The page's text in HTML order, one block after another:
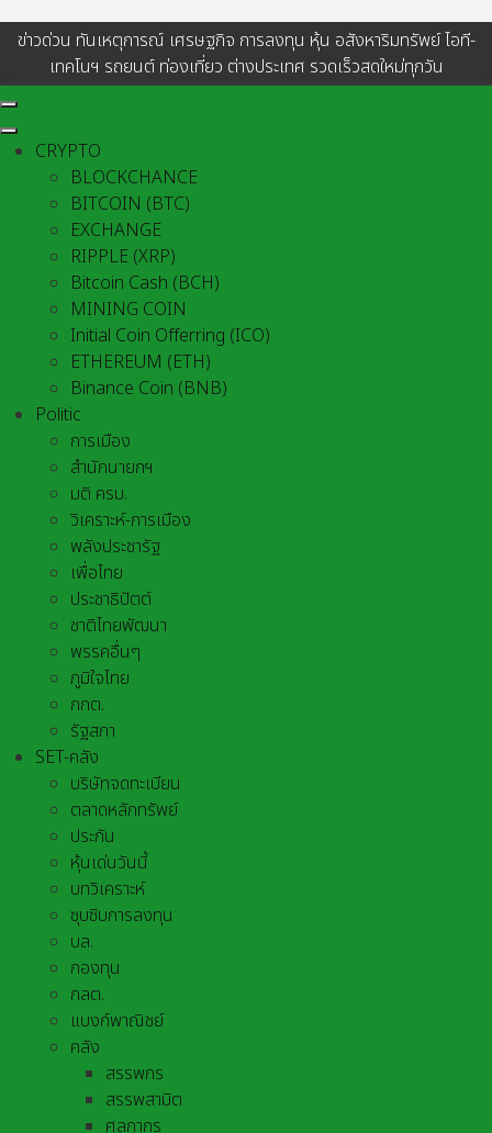
ข่าวด่วน ทันเหตุการณ์ เศรษฐกิจ การลงทุน หุ้น อสังหาริมทรัพย์ ไอที-
เทคโนฯ รถยนต์ ท่องเที่ยว ต่างประเทศ รวดเร็วสดใหม่ทุกวัน
CRYPTO
BLOCKCHANCE
BITCOIN (BTC)
EXCHANGE
RIPPLE (XRP)
Bitcoin Cash (BCH)
MINING COIN
Initial Coin Offerring (ICO)
ETHEREUM (ETH)
Binance Coin (BNB)
Politic
การเมือง
สำนักนายกฯ
มติ ครม.
วิเคราะห์-การเมือง
พลังประชารัฐ
เพื่อไทย
ประชาธิปัตต์
ชาติไทยพัฒนา
พรรคอื่นๆ
ภูมิใจไทย
กกต.
รัฐสภา
SET-คลัง
บริษัทจดทะเบียน
ตลาดหลักทรัพย์
ประกัน
หุ้นเด่นวันนี้
บทวิเคราะห์
ซุบซิบการลงทุน
บล.
กองทุน
กลต.
แบงก์พาณิชย์
คลัง
สรรพกร
สรรพสามิต
ศุลกากร